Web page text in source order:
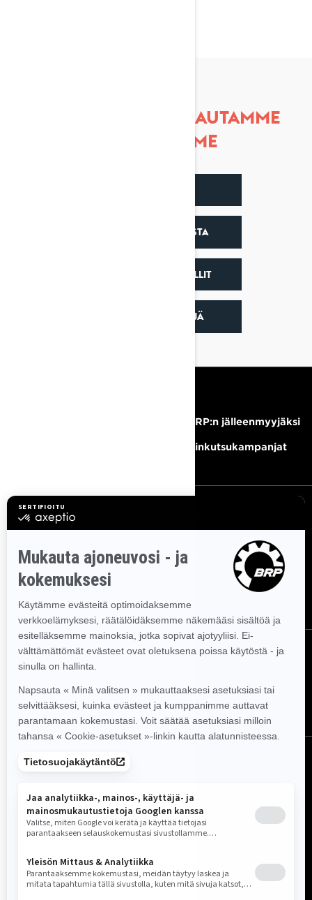
ETKÖ OLE VARMA? AUTAMME
MIELELLÄMME
SUUNNITTELE JA OSTA
KATSO AIEMMAT MALLIT
ETSI JÄLLEENMYYJÄ
Tule BRP:n jälleenmyyjäksi
Takaisinkutsukampanjat
Saat tietää tuoreeltaan uusimmat uutiset,
tapahtumat ja tarjoukset.
SEURAA MEITÄ